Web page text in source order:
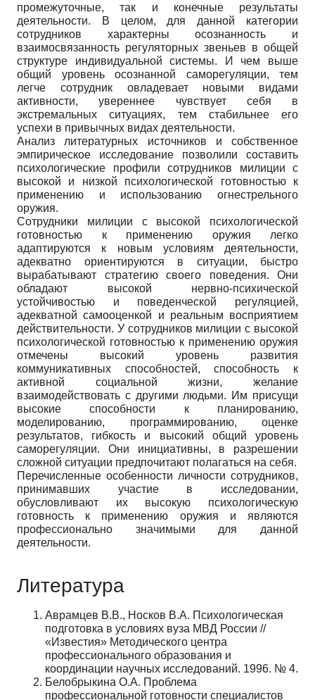
промежуточные, так и конечные результаты
деятельности. В целом, для данной категории
сотрудников характерны осознанность и
взаимосвязанность регуляторных звеньев в общей
структуре индивидуальной системы. И чем выше
общий уровень осознанной саморегуляции, тем
легче сотрудник овладевает новыми видами
активности, увереннее чувствует себя в
экстремальных ситуациях, тем стабильнее его
успехи в привычных видах деятельности.
Анализ литературных источников и собственное
эмпирическое исследование позволили составить
психологические профили сотрудников милиции с
высокой и низкой психологической готовностью к
применению и использованию огнестрельного
оружия.
Сотрудники милиции с высокой психологической
готовностью к применению оружия легко
адаптируются к новым условиям деятельности,
адекватно ориентируются в ситуации, быстро
вырабатывают стратегию своего поведения. Они
обладают высокой нервно-психической
устойчивостью и поведенческой регуляцией,
адекватной самооценкой и реальным восприятием
действительности. У сотрудников милиции с высокой
психологической готовностью к применению оружия
отмечены высокий уровень развития
коммуникативных способностей, способность к
активной социальной жизни, желание
взаимодействовать с другими людьми. Им присущи
высокие способности к планированию,
моделированию, программированию, оценке
результатов, гибкость и высокий общий уровень
саморегуляции. Они инициативны, в разрешении
сложной ситуации предпочитают полагаться на себя.
Перечисленные особенности личности сотрудников,
принимавших участие в исследовании,
обусловливают их высокую психологическую
готовность к применению оружия и являются
профессионально значимыми для данной
деятельности.
Литература
Аврамцев В.В., Носков В.А. Психологическая
подготовка в условиях вуза МВД России //
«Известия» Методического центра
профессионального образования и
координации научных исследований. 1996. № 4.
Белобрыкина О.А. Проблема
профессиональной готовности специалистов